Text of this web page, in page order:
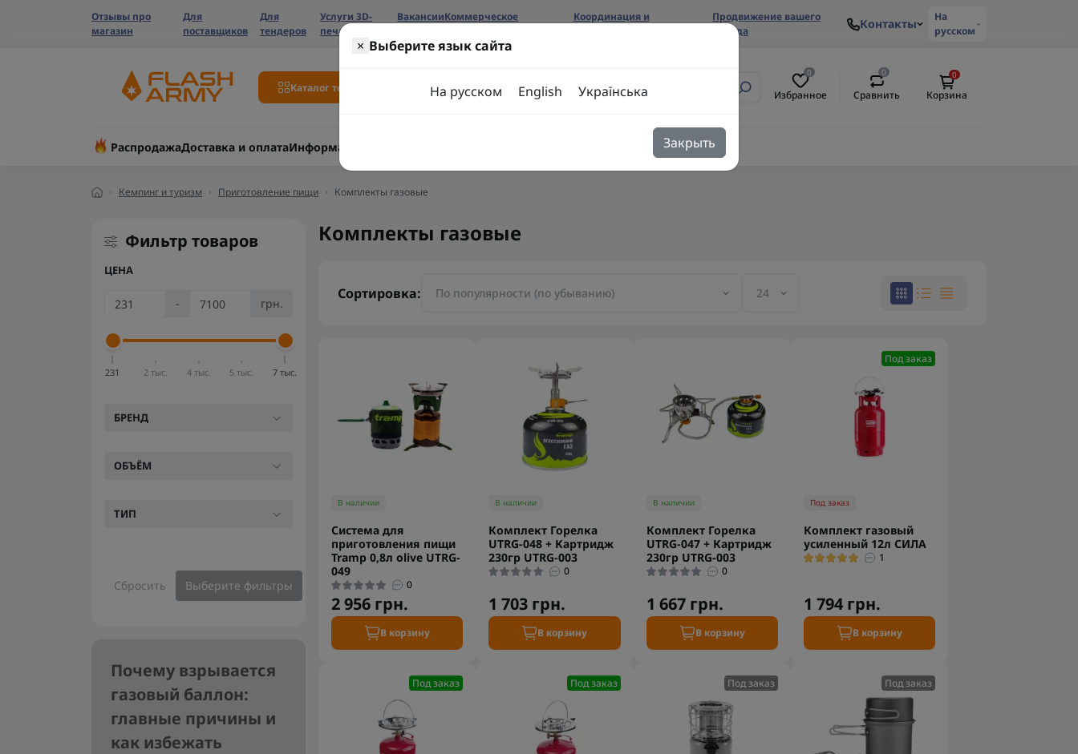
Отзывы про
магазин
Для
поставщиков
Для
тендеров
Услуги 3D-
печати
ВакансииКоммерческое
Координация и
Продвижение вашего
бренда
Контакты
На
русском
Каталог товаров
0
Избранное
0
Сравнить
0
Корзина
РаспродажаДоставка и оплатаИнформация
Кемпинг и туризм Приготовление пищи Комплекты газовые
× Выберите язык сайта
На русском English Українська
Закрыть
Фильтр товаров
ЦЕНА
- грн.
231 2 тыс. 4 тыс. 5 тыс. 7 тыс.
БРЕНД
ОБЪЁМ
ТИП
Сбросить Выберите фильтры
Почему взрывается
газовый баллон:
главные причины и
как избежать
Комплекты газовые
Сортировка:
В наличии
Система для
приготовления пищи
Tramp 0,8л olive UTRG-
049
0
2 956 грн.
В корзину
В наличии
Комплект Горелка
UTRG-048 + Картридж
230гр UTRG-003
0
1 703 грн.
В корзину
В наличии
Комплект Горелка
UTRG-047 + Картридж
230гр UTRG-003
0
1 667 грн.
В корзину
Под заказ
Под заказ
Комплект газовый
усиленный 12л СИЛА
1
1 794 грн.
В корзину
Под заказ Под заказ Под заказ Под заказ